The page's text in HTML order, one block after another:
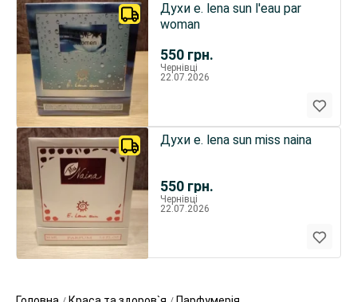
550 грн.
Духи e. lena sun l'eau par
woman
Чернівці
22.07.2026
550 грн.
Духи e. lena sun miss naina
Чернівці
22.07.2026